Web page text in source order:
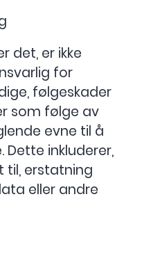
det, er ikke
for
følgeskader
som følge av
evne til å
Dette inkluderer,
til, erstatning
eller andre